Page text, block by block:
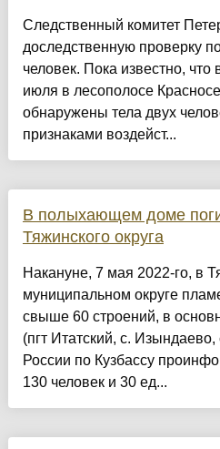
Следственный комитет
доследственную проверку
человек. Пока известно,
июля в лесополосе
обнаружены тела двух
признаками воздейст...
В полыхающем доме
Тяжинского округа
Накануне, 7 мая 2022-го, в
муниципальном округе
свыше 60 строений, в
(пгт Итатский, с.
России по Кузбассу
130 человек и 30 ед...